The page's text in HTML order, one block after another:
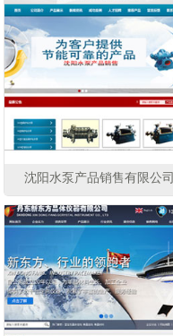
沈阳水泵产品销售有限公司